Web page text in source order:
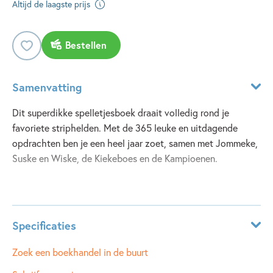
Altijd de laagste prijs
Bestellen
Samenvatting
Dit superdikke spelletjesboek draait volledig rond je
favoriete striphelden. Met de 365 leuke en uitdagende
opdrachten ben je een heel jaar zoet, samen met Jommeke,
Suske en Wiske, de Kiekeboes en de Kampioenen.
Specificaties
ISBN: 9789002286704
NUR:
Zoek een boekhandel in de buurt